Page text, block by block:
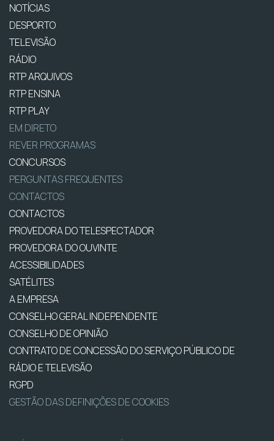
NOTÍCIAS
DESPORTO
TELEVISÃO
RÁDIO
RTP ARQUIVOS
RTP ENSINA
RTP PLAY
EM DIRETO
REVER PROGRAMAS
CONCURSOS
PERGUNTAS FREQUENTES
CONTACTOS
CONTACTOS
PROVEDORA DO TELESPECTADOR
PROVEDORA DO OUVINTE
ACESSIBILIDADES
SATÉLITES
A EMPRESA
CONSELHO GERAL INDEPENDENTE
CONSELHO DE OPINIÃO
CONTRATO DE CONCESSÃO DO SERVIÇO PÚBLICO DE
RÁDIO E TELEVISÃO
RGPD
GESTÃO DAS DEFINIÇÕES DE COOKIES